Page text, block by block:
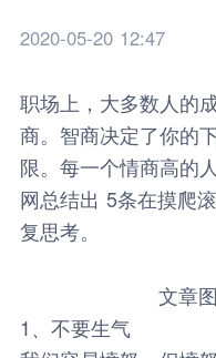
2020-05-20 12:47
职场上，大多数人的
商。智商决定了你的
限。每一个情商高的
网总结出 5条在摸爬
复思考。
文章
1、不要生气